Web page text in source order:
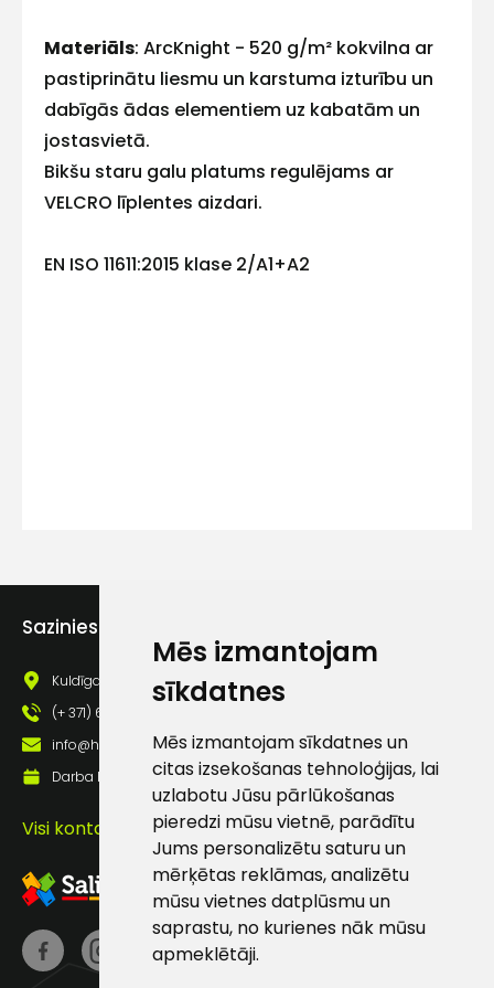
Mēs izmantojam
sīkdatnes
Mēs izmantojam sīkdatnes un
citas izsekošanas tehnoloģijas, lai
uzlabotu Jūsu pārlūkošanas
pieredzi mūsu vietnē, parādītu
Jums personalizētu saturu un
mērķētas reklāmas, analizētu
mūsu vietnes datplūsmu un
saprastu, no kurienes nāk mūsu
apmeklētāji.
Materiāls: ArcKnight - 520 g/m² kokvilna ar
pastiprinātu liesmu un karstuma izturību un
dabīgās ādas elementiem uz kabatām un
jostasvietā.
Bikšu staru galu platums regulējams ar
VELCRO līplentes aizdari.
EN ISO 11611:2015 klase 2/A1+A2
Sazinies ar mums
Kuldīgas iela 69a, Saldus, Saldus nov., LV - 3801
(+ 371) 63 881 186
info@hards.lv
Darba laiks: Darbadienās: 8:00 - 17:00
Visi kontakti
E-pasts
Kontakttālrunis
Sūtīt ziņojumu
Klientu
atbalsts
Darbdienās:
8:00 – 17:00
(+371) 63 881
186